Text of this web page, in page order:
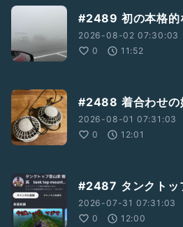
#2489 初の本格的
2026-08-02 07:30:03
0
11:52
#2488 着合わせの
2026-08-01 07:31:03
0
12:01
#2487 タンクトッ
2026-07-31 07:31:03
0
12:00